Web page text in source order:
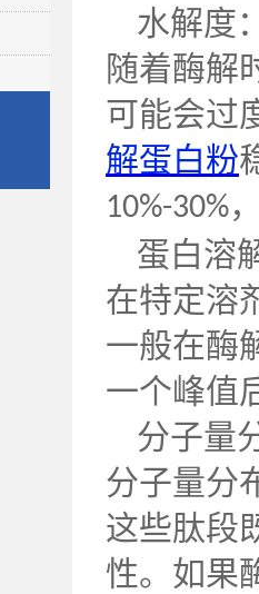
水解度
随着酶解
可能会过
解蛋白粉
10%-30%
蛋白溶
在特定溶
一般在酶
一个峰值
分子量
分子量分
这些肽段
性。如果